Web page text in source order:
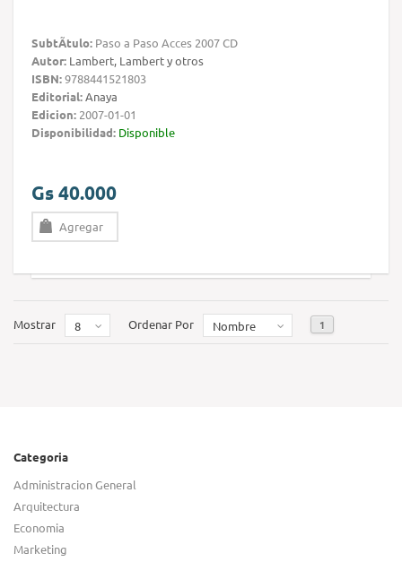
SubtÃ­tulo: Paso a Paso Acces 2007 CD
Autor: Lambert, Lambert y otros
ISBN:9788441521803
Editorial:Anaya
Edicion: 2007-01-01
Disponibilidad: Disponible
Gs 40.000
Agregar
Mostrar 8 Ordenar Por Nombre 1
Categoria
Administracion General
Arquitectura
Economia
Marketing